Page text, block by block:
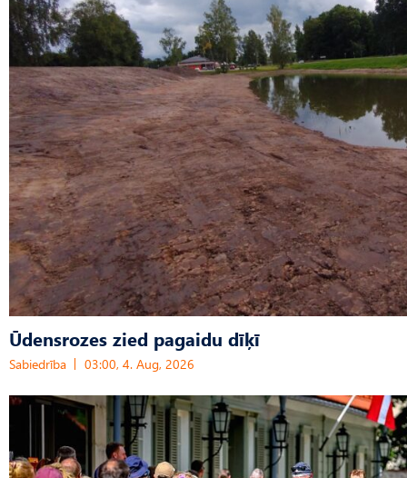
Ūdensrozes zied pagaidu dīķī
Sabiedrība 03:00, 4. Aug, 2026